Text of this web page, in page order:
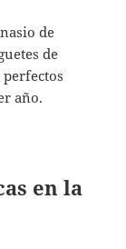
de
de
año.
en la